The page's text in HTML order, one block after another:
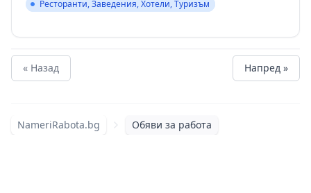
Ресторанти, Заведения, Хотели, Туризъм
Ресторанти, Заведения, Хотели, Туризъм
« Назад Напред »
NameriRabota.bg Обяви за работа